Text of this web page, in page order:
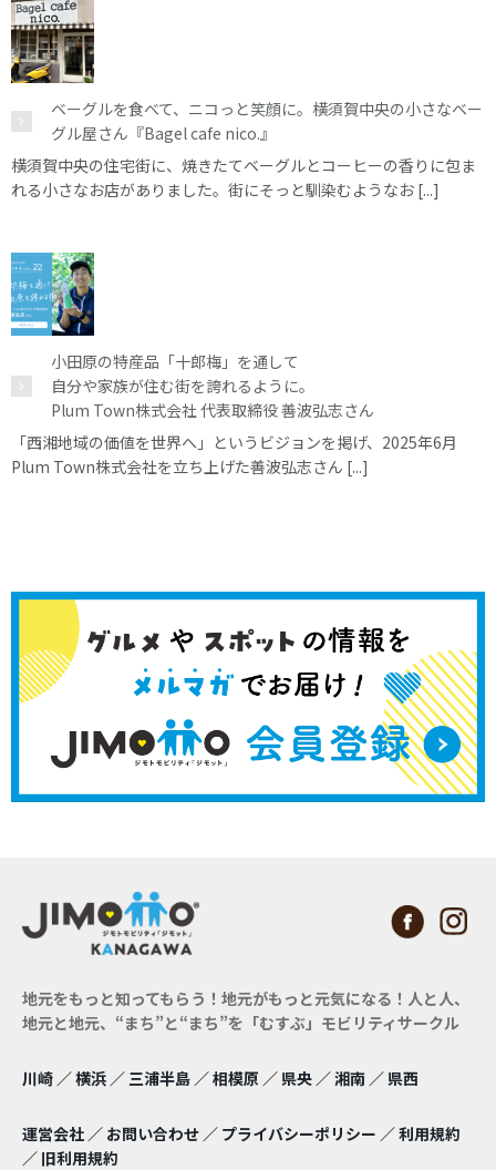
ベーグルを食べて、ニコっと笑顔に。横須賀中央の小さなベー
グル屋さん『Bagel cafe nico.』
横須賀中央の住宅街に、焼きたてベーグルとコーヒーの香りに包ま
れる小さなお店がありました。街にそっと馴染むようなお [...]
小田原の特産品「十郎梅」を通して
自分や家族が住む街を誇れるように。
Plum Town株式会社 代表取締役 善波弘志さん
「西湘地域の価値を世界へ」というビジョンを掲げ、2025年6月
Plum Town株式会社を立ち上げた善波弘志さん [...]
地元をもっと知ってもらう！地元がもっと元気になる！ 人と人、
地元と地元、“まち”と“まち”を「むすぶ」モビリティサークル
川崎 ／横浜 ／三浦半島 ／相模原 ／県央 ／湘南 ／県西
運営会社 ／ お問い合わせ ／ プライバシーポリシー ／利用規約
／ 旧利用規約